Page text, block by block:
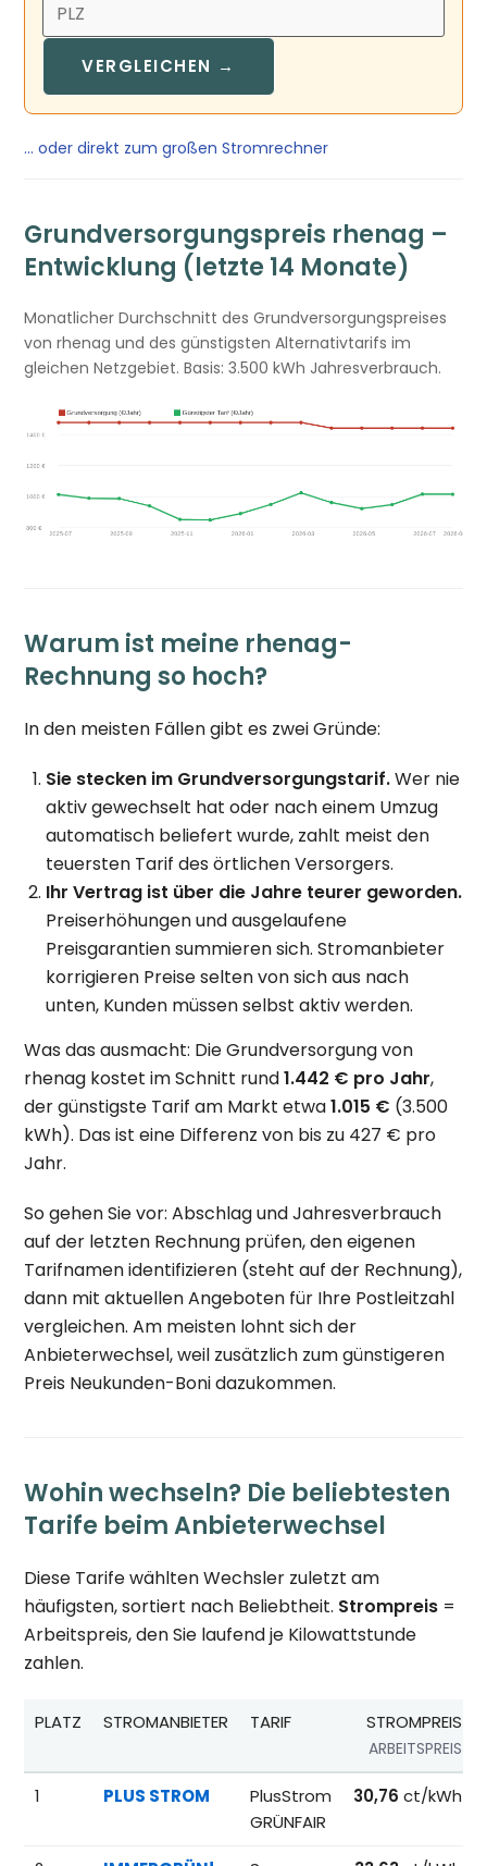
VERGLEICHEN →
… oder direkt zum großen Stromrechner
Grundversorgungspreis rhenag –
Entwicklung (letzte 14 Monate)
Monatlicher Durchschnitt des Grundversorgungspreises
von rhenag und des günstigsten Alternativtarifs im
gleichen Netzgebiet. Basis: 3.500 kWh Jahresverbrauch.
Warum ist meine rhenag-
Rechnung so hoch?
In den meisten Fällen gibt es zwei Gründe:
Sie stecken im Grundversorgungstarif.Wer nie
aktiv gewechselt hat oder nach einem Umzug
automatisch beliefert wurde, zahlt meist den
teuersten Tarif des örtlichen Versorgers.
Ihr Vertrag ist über die Jahre teurer geworden.
Preiserhöhungen und ausgelaufene
Preisgarantien summieren sich. Stromanbieter
korrigieren Preise selten von sich aus nach
unten, Kunden müssen selbst aktiv werden.
Was das ausmacht: Die Grundversorgung von
rhenag kostet im Schnitt rund1.442 € pro Jahr,
der günstigste Tarif am Markt etwa1.015 € (3.500
kWh). Das ist eine Differenz von bis zu 427 € pro
Jahr.
So gehen Sie vor: Abschlag und Jahresverbrauch
auf der letzten Rechnung prüfen, den eigenen
Tarifnamen identifizieren (steht auf der Rechnung),
dann mit aktuellen Angeboten für Ihre Postleitzahl
vergleichen. Am meisten lohnt sich der
Anbieterwechsel, weil zusätzlich zum günstigeren
Preis Neukunden-Boni dazukommen.
Wohin wechseln? Die beliebtesten
Tarife beim Anbieterwechsel
Diese Tarife wählten Wechsler zuletzt am
häufigsten, sortiert nach Beliebtheit. Strompreis =
Arbeitspreis, den Sie laufend je Kilowattstunde
zahlen.
Beliebteste Tarife beim Anbieterwechsel;
PLATZ STROMANBIETER TARIF STROMPREIS
ARBEITSPREIS
1 PLUS STROM
PlusStrom
GRÜNFAIR
30,76 ct/kWh